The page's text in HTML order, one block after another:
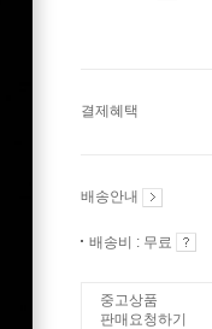
결제혜택
배송안내
배송비 : 무료
중고상품
판매요청하기